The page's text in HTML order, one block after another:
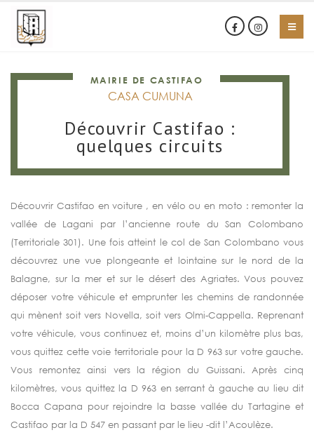
MAIRIE DE CASTIFAO
CASA CUMUNA
Découvrir Castifao :
quelques circuits
Découvrir Castifao en voiture , en vélo ou en moto : remonter la
vallée de Lagani par l’ancienne route du San Colombano
(Territoriale 301). Une fois atteint le col de San Colombano vous
découvrez une vue plongeante et lointaine sur le nord de la
Balagne, sur la mer et sur le désert des Agriates. Vous pouvez
déposer votre véhicule et emprunter les chemins de randonnée
qui mènent soit vers Novella, soit vers Olmi-Cappella. Reprenant
votre véhicule, vous continuez et, moins d’un kilomètre plus bas,
vous quittez cette voie territoriale pour la D 963 sur votre gauche.
Vous remontez ainsi vers la région du Guissani. Après cinq
kilomètres, vous quittez la D 963 en serrant à gauche au lieu dit
Bocca Capana pour rejoindre la basse vallée du Tartagine et
Castifao par la D 547 en passant par le lieu -dit l’Acoulèze.